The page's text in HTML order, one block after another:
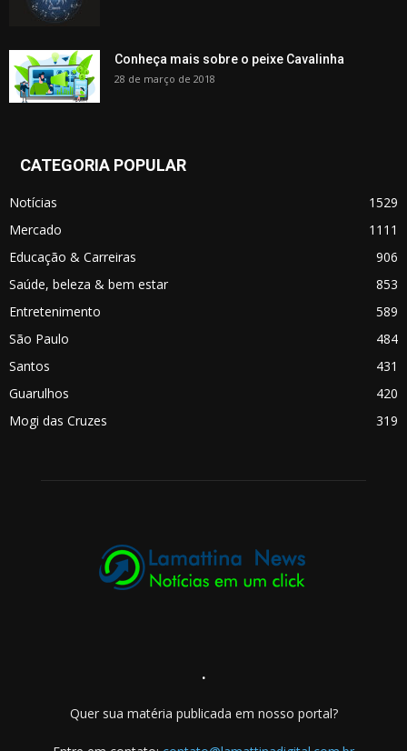
Conheça mais sobre o peixe Cavalinha
28 de março de 2018
CATEGORIA POPULAR
Notícias
1529
Mercado
1111
Educação & Carreiras
906
Saúde, beleza & bem estar
853
Entretenimento
589
São Paulo
484
Santos
431
Guarulhos
420
Mogi das Cruzes
319
.
Quer sua matéria publicada em nosso portal?